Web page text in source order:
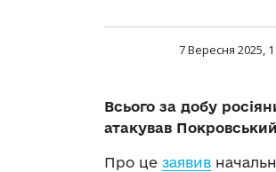
7 Вересня 2025,
Всього за добу
атакував
Про це заявив